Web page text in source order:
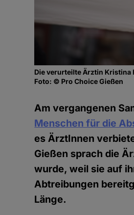
Die verurteilte Ärztin Kristina
Foto: © Pro Choice Gießen
Am vergangenen
Menschen für die
es ÄrztInnen
Gießen sprach die
wurde, weil sie auf
Abtreibungen
Länge.